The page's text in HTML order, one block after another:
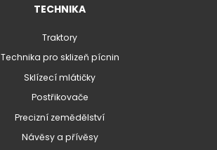
TECHNIKA
Traktory
Technika pro sklizeň pícnin
Sklízecí mlátičky
Postřikovače
Precizní zemědělství
Návěsy a přívěsy